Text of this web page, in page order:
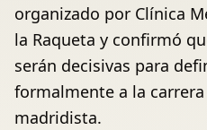
organizado por Clínica
la Raqueta y confirmó
serán decisivas para
formalmente a la
madridista.